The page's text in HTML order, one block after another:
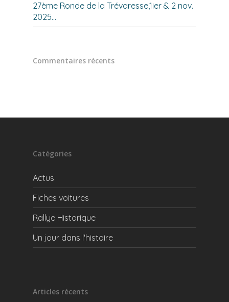
27ème Ronde de la Trévaresse,1ier & 2 nov.
2025…
Commentaires récents
Catégories
Actus
Fiches voitures
Rallye Historique
Un jour dans l'histoire
Articles récents